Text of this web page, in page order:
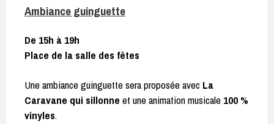
Ambiance guinguette
De 15h à 19h
Place de la salle des fêtes
Une ambiance guinguette sera proposée avec La
Caravane qui sillonne et une animation musicale 100 %
vinyles.